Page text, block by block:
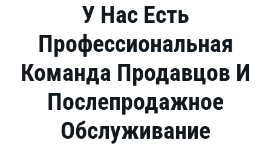
У Нас Есть
Профессиональная
Команда Продавцов И
Послепродажное
Обслуживание